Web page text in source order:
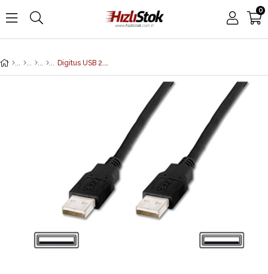
0
Digitus USB 2.0 bağlantı kablosu, A tipi St/St 1,8 m, USB 2,0 uyumlu, siyah renk